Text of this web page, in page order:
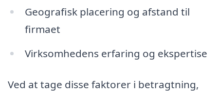
Geografisk placering og afstand til
firmaet
Virksomhedens erfaring og ekspertise
Ved at tage disse faktorer i betragtning,